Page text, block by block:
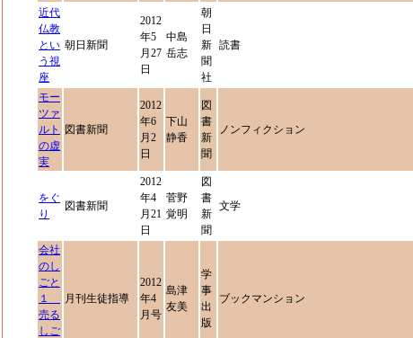
近代
仏教
とい
う視
座
朝日新聞
2012
年5
月27
日
中島
岳志
朝
日
新
聞
社
読書
モー
ツァ
ルト
の虚
実
図書新聞
2012
年6
月2
日
下山
静香
図
書
新
聞
ノンフィクション
をぐ
り
図書新聞
2012
年4
月21
日
菅野
覚明
図
書
新
聞
文学
会社
のし
ごと
１
売る
しご
月刊生徒指導
2012
年4
月号
島津
友美
学
事
出
版
ブックマンション